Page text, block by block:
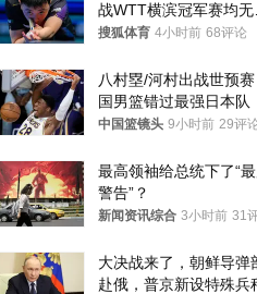
战WTT横滨冠军赛均无
八强
搜狐体育 4小时前 68评论
八村塁/河村出战世预
国男篮错过最强日本队
中国篮镜头 9小时前 29评
最高领袖给总统下了“
警告”？
新闻资讯综合 3小时前 31
大决战来了，朝鲜导弹
赴俄，普京新设特殊兵